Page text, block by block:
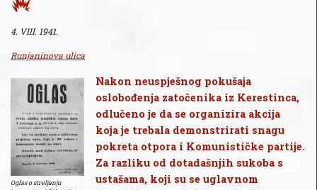
Publikacije
O nama
4. VIII. 1941.
Runjaninova ulica
Oglas o streljanju
Nakon neuspješnog pokušaja
oslobođenja zatočenika iz Kerestinca,
odlučeno je da se organizira akcija
koja je trebala demonstrirati snagu
pokreta otpora i Komunističke partije.
Za razliku od dotadašnjih sukoba s
ustašama, koji su se uglavnom